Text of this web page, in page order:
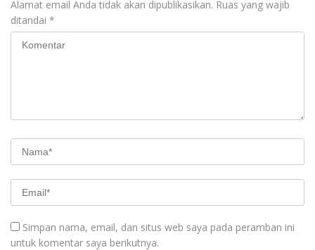
Alamat email Anda tidak akan dipublikasikan. Ruas yang wajib
ditandai *
Simpan nama, email, dan situs web saya pada peramban ini
untuk komentar saya berikutnya.